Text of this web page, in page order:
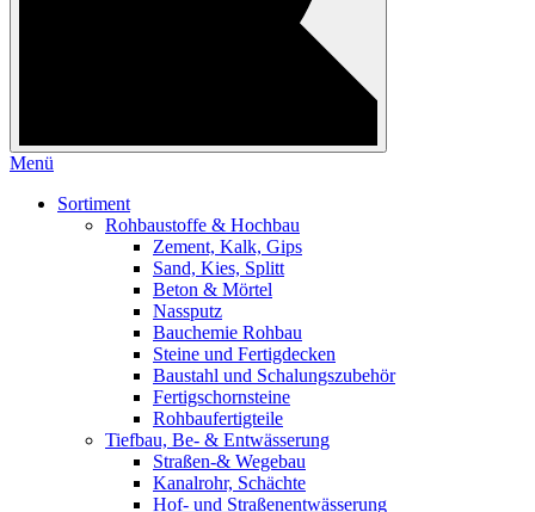
Menü
Sortiment
Rohbaustoffe & Hochbau
Zement, Kalk, Gips
Sand, Kies, Splitt
Beton & Mörtel
Nassputz
Bauchemie Rohbau
Steine und Fertigdecken
Baustahl und Schalungszubehör
Fertigschornsteine
Rohbaufertigteile
Tiefbau, Be- & Entwässerung
Straßen-& Wegebau
Kanalrohr, Schächte
Hof- und Straßenentwässerung